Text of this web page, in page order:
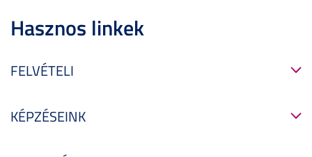
Hasznos linkek
FELVÉTELI
KÉPZÉSEINK